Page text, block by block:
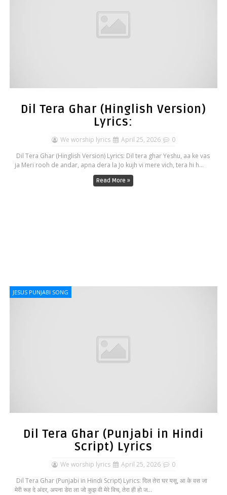
Dil Tera Ghar (Hinglish Version)
Lyrics:
We worship lyrics April 25, 2026
0
Dil Tera Ghar (Hinglish Version) Lyrics: Dil tera ghar Yeshu, aa ke vas
ja Meri rooh de andar, apna dera la Jo kujh vi mere vich, tera hi h...
Read More »
JESUS PUNJABI SONG
Dil Tera Ghar (Punjabi in Hindi
Script) Lyrics
We worship lyrics April 25, 2026
0
Dil Tera Ghar (Punjabi in Hindi Script) Lyrics: दिल तेरा घर यसू, आ के वस जा
मेरी रूह दे अंदर, अपना डेरा ला जो कुझ वी मेरे विच, तेरा ही हो ज...